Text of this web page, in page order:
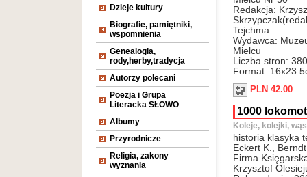
Dzieje kultury
Biografie, pamiętniki,
wspomnienia
Genealogia,
rody,herby,tradycja
Autorzy polecani
Poezja i Grupa
Literacka SŁOWO
Albumy
Przyrodnicze
Religia, zakony
wyznania
Redakcja:
Tejchma
Wydawca:
Mielcu
Liczba stron: 380
Format:
PLN 42.00
1000
Koleje, kolejki,
historia klasyka
Eckert K., Berndt
Firma
Krzysztof